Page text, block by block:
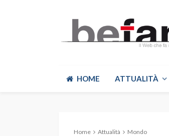
HOME ATTUALITÀ
Home Attualità Mondo